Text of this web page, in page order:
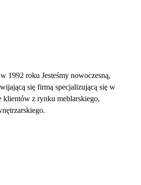
1992 roku Jesteśmy nowoczesną,
się firmą specjalizującą się w
klientów z rynku meblarskiego,